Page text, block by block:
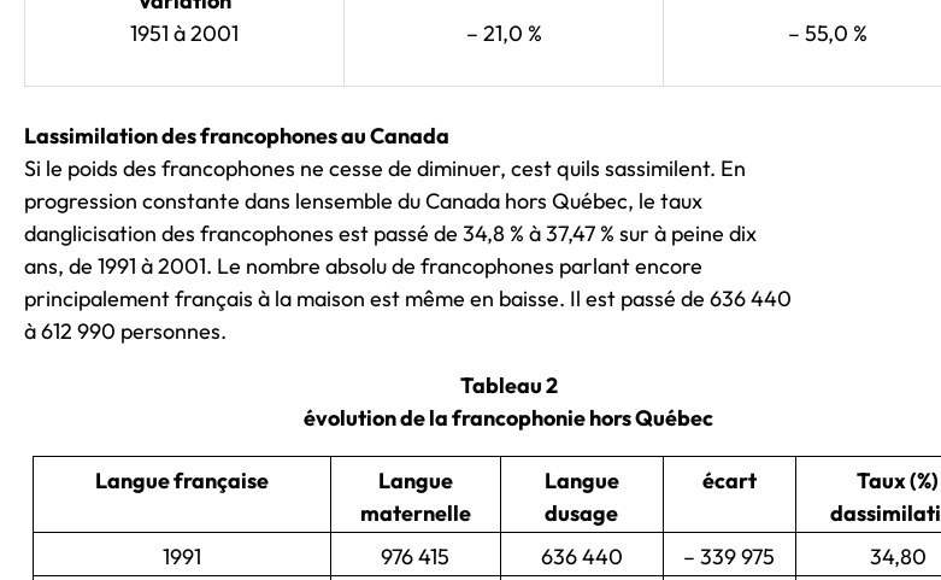
1951 à 2001
– 21,0 % – 55,0 %
Lassimilation des francophones au Canada
Si le poids des francophones ne cesse de diminuer, cest quils sassimilent. En
progression constante dans lensemble du Canada hors Québec, le taux
danglicisation des francophones est passé de 34,8 % à 37,47 % sur à peine dix
ans, de 1991 à 2001. Le nombre absolu de francophones parlant encore
principalement français à la maison est même en baisse. Il est passé de 636 440
à 612 990 personnes.
Tableau 2
évolution de la francophonie hors Québec
Langue française
Langue
maternelle
Langue
dusage
écart
Taux (%)
1991
976 415 636 440 – 339 975
34,80